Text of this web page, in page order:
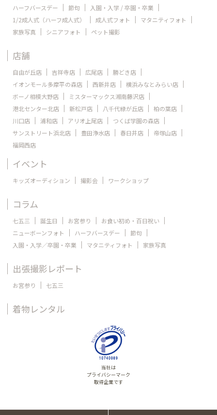
ハーフバースデー
節句
入園・入学 / 卒園・卒業
1/2成人式（ハーフ成人式）
成人式フォト
マタニティフォト
家族写真
シニアフォト ペット撮影
店舗
自由が丘店 吉祥寺店 広尾店
勝どき店
イオンモール多摩平の森店
西新井店
横浜みなとみらい店
ボーノ相模大野店
ミスターマックス湘南藤沢店
港北センター北店
新松戸店 八千代緑が丘店
柏の葉店
川口店
浦和店 アリオ上尾店
つくば学園の森店
サンストリート浜北店
豊田浄水店 春日井店
帝塚山店
福岡西店
イベント
キッズオーディション 撮影会 ワークショップ
コラム
七五三 誕生日 お宮参り
お食い初め・百日祝い
ニューボーンフォト
ハーフバースデー
節句
入園・入学／卒園・卒業
マタニティフォト 家族写真
出張撮影レポート
お宮参り 七五三
着物レンタル
当社は
プライバシーマーク
取得企業です